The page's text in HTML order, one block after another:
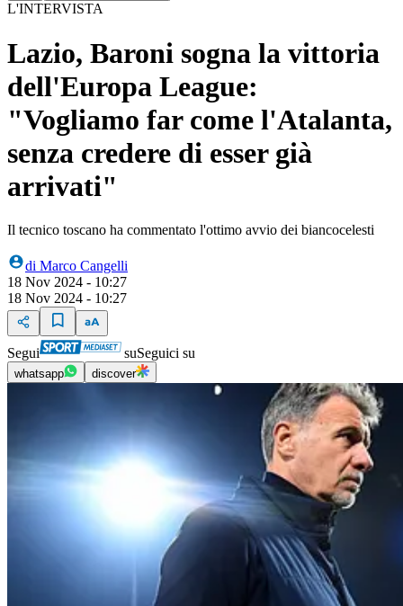
L'INTERVISTA
Lazio, Baroni sogna la vittoria
dell'Europa League:
"Vogliamo far come l'Atalanta,
senza credere di esser già
arrivati"
Il tecnico toscano ha commentato l'ottimo avvio dei biancocelesti
di Marco Cangelli
18 Nov 2024 - 10:27
18 Nov 2024 - 10:27
Segui suSeguici su
whatsapp discover